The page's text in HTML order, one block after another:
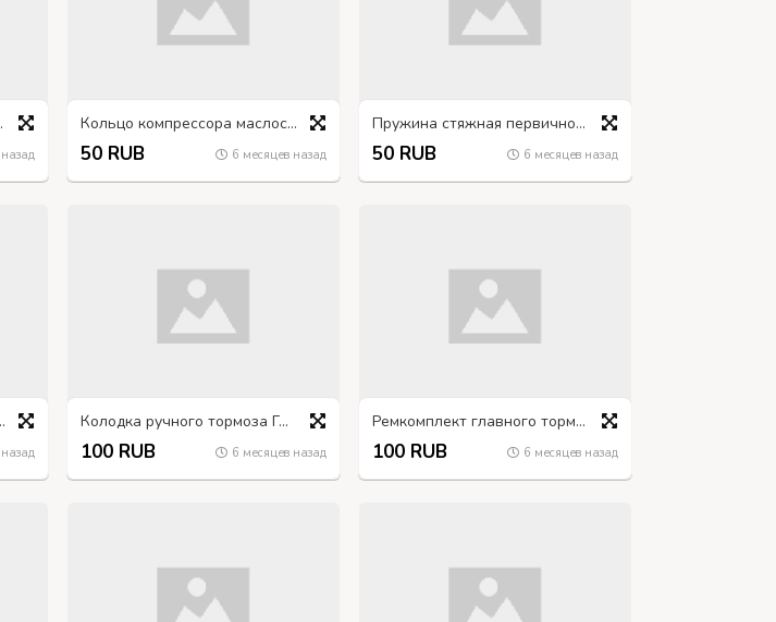
колеса ГАЗ-66 Кольцо компрессора маслосъёмное КАМАЗ
50 RUB 6 месяцев назад
Пружина стяжная первичной колодки ручного тормоза
50 RUB 6 месяцев назад
УРАЛ, ГАЗ-66 Колодка ручного тормоза ГАЗ-66
100 RUB 6 месяцев назад
Ремкомплект главного тормозного цилиндра ГАЗ-66
100 RUB 6 месяцев назад